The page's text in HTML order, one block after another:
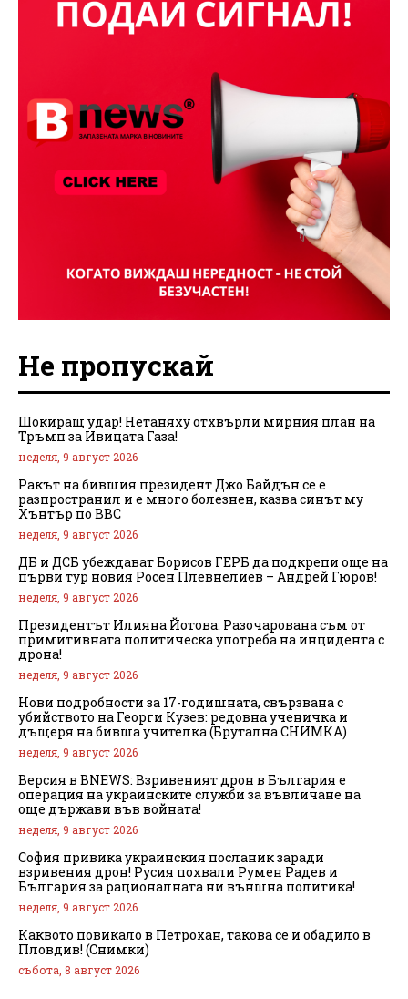
Не пропускай
Шокиращ удар! Нетаняху отхвърли мирния план на
Тръмп за Ивицата Газа!
неделя, 9 август 2026
Ракът на бившия президент Джо Байдън се е
разпространил и е много болезнен, казва синът му
Хънтър по BBC
неделя, 9 август 2026
ДБ и ДСБ убеждават Борисов ГЕРБ да подкрепи още на
първи тур новия Росен Плевнелиев – Андрей Гюров!
неделя, 9 август 2026
Президентът Илияна Йотова: Разочарована съм от
примитивната политическа употреба на инцидента с
дрона!
неделя, 9 август 2026
Нови подробности за 17-годишната, свързвана с
убийството на Георги Кузев: редовна ученичка и
дъщеря на бивша учителка (Брутална СНИМКА)
неделя, 9 август 2026
Версия в BNEWS: Взривеният дрон в България е
операция на украинските служби за въвличане на
още държави във войната!
неделя, 9 август 2026
София привика украинския посланик заради
взривения дрон! Русия похвали Румен Радев и
България за рационалната ни външна политика!
неделя, 9 август 2026
Каквото повикало в Петрохан, такова се и обадило в
Пловдив! (Снимки)
събота, 8 август 2026